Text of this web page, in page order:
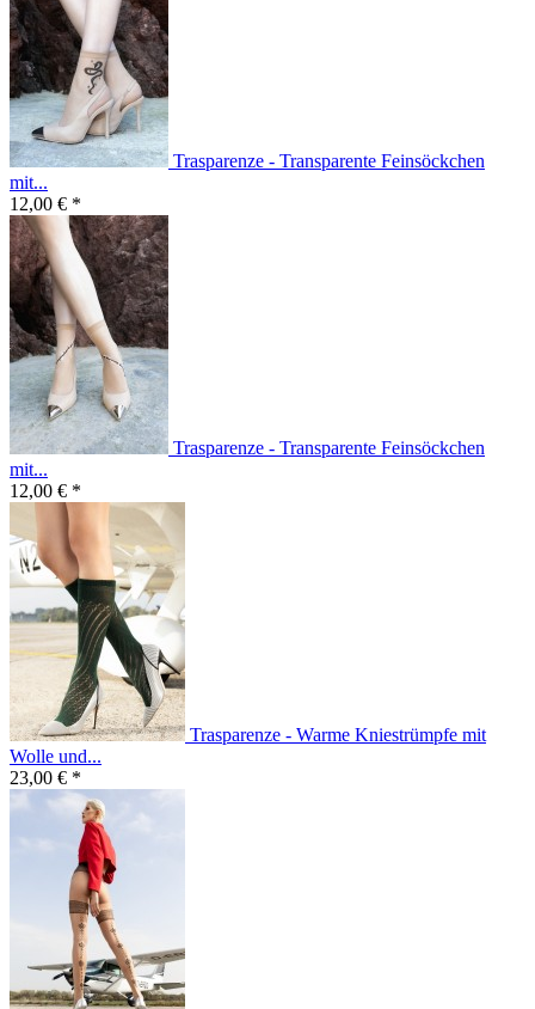
Trasparenze - Transparente Feinsöckchen
mit...
12,00 € *
Trasparenze - Transparente Feinsöckchen
mit...
12,00 € *
Trasparenze - Warme Kniestrümpfe mit
Wolle und...
23,00 € *